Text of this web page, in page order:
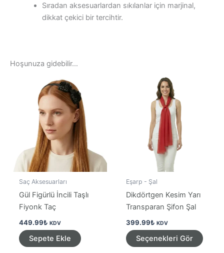
Sıradan aksesuarlardan sıkılanlar için marjinal,
dikkat çekici bir tercihtir.
Hoşunuza gidebilir…
Saç Aksesuarları
Gül Figürlü İncili Taşlı
Fiyonk Taç
449.99₺ KDV
Sepete Ekle
Eşarp - Şal
Dikdörtgen Kesim Yarı
Transparan Şifon Şal
399.99₺ KDV
Seçenekleri Gör
Bu